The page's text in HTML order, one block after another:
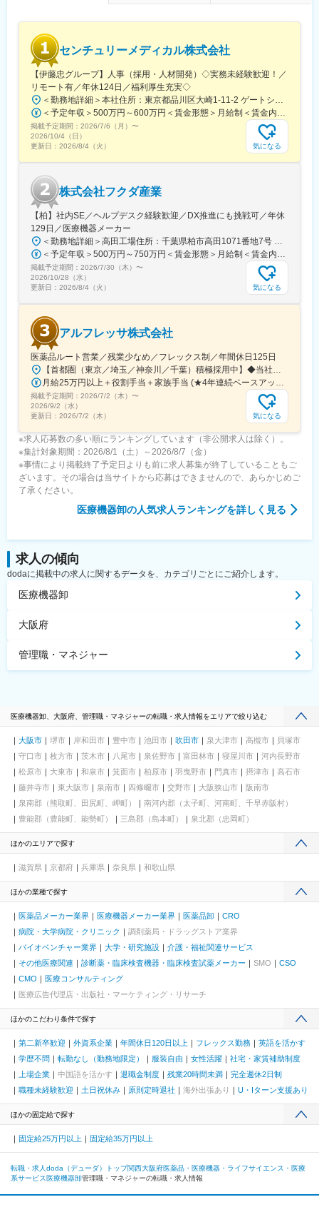
門である株式会社モリタは東京・大阪の本社と全国に44の支店・
営業所等の拠点を展開しており、さらに約200店の販売代理店網
を有しています。
海外にはアメリカ、ヨーロッパ、南アメリカ、東南アジアに拠点
をもち、モリタ製品の流通とサービスを60数カ国の代理店を通じ
て行っています。海外の優秀なメーカー数社と技術交渉はもとよ
り、輸入品の国内マーケティングなどまで手がける歯科医療総合
商社として、事業を展開しています。
不況に強いビジネスモデルを当社は構築しており、2021年・2022
年と共に過去最高の売上高を更新。通常賞与とは別に決算賞与を2
年連続で支給しました。
また当社では単に売上の成長だけを目指すのではなく、一人当た
りの生産性を上げ、その利益を社員に分配還元しようとしていま
す。そのため新人事制度では『貢献し続ける人材の創出を下支え
する制度』として運用を開始しています。
変更の範囲：会社の定める業務
センチュリーメディカル株式会社
【伊藤忠グループ】人事（採用・人材開発）◇実務未経験歓迎！／
リモート有／年休124日／福利厚生充実◇
＜勤務地詳細＞本社住所：東京都品川区大崎1-11-2 ゲートシティ大崎イーストタワー22Ｆ勤務地最寄駅：JR山手線／大崎駅受動喫煙対策：屋内全面禁煙変更の範囲：会社の定める事業所（リモートワーク含む）
＜予定年収＞500万円～600万円＜賃金形態＞月給制＜賃金内訳＞月額（基本給）：300,000円～350,000円＜月給＞300,000円～350,000円＜昇給有無＞有＜残業手当＞有＜給与補足＞上記年収は、あくまで目安であり、前職・経験を考慮し検討させて頂きます。■昇給：あり■賞与：あり※会社業績と個人業績に応じて算定されます。賃金はあくまでも目安の金額であり、選考を通じて上下する可能性があります。月給(月額)は固定手当を含めた表記です。
掲載予定期間： 2026/7/6（月） 〜
2026/10/4（日）
更新日： 2026/8/4（火） 気になる
株式会社フクダ産業
【柏】社内SE／ヘルプデスク経験歓迎／DX推進にも挑戦可／年休
129日／医療機器メーカー
＜勤務地詳細＞高田工場住所：千葉県柏市高田1071番地7号 勤務地最寄駅：つくばエクスプレス線／柏の葉キャンパス駅受動喫煙対策：屋内全面禁煙変更の範囲：【変更の範囲：流山本社および高田工場】
＜予定年収＞500万円～750万円＜賃金形態＞月給制＜賃金内訳＞月額（基本給）：300,000円～430,000円＜月給＞300,000円～430,000円＜昇給有無＞有＜残業手当＞有＜給与補足＞※経験・スキルを考慮の上決定いたします。■賞与：年2回（7月・12月）※昨年実績4.2ヶ月■昇給：年1回（1月）■モデル年収：・年収580万円 主任（月給34万円×12ヶ月＋諸手当）・年収820万円 課長（月給48万円×12ヶ月＋諸手当）賃金はあくまでも目安の金額であり、選考を通じて上下する可能性があります。月給(月額)は固定手当を含めた表記です。
掲載予定期間： 2026/7/30（木） 〜
2026/10/28（水）
更新日： 2026/8/4（火） 気になる
アルフレッサ株式会社
医薬品ルート営業／残業少なめ／フレックス制／年間休日125日
【首都圏（東京／埼玉／神奈川／千葉）積極採用中】◆当社が展開する【北海道／関東／首都圏／中部／近畿／九州】の各事業所へご希望を考慮した上で配属となります。【北海道】北海道【関東】栃木／群馬／茨城／長野／山梨／新潟【首都圏】東京／埼玉／神奈川／千葉★積極採用エリア【中部】静岡／愛知／三重／岐阜【近畿】滋賀／兵庫／大阪／京都／奈良／和歌山【九州】福岡／長崎／熊本／大分／宮崎／鹿児島各事業所の詳細については、弊社HPよりご確認ください※「企業情報」→「拠点」よりご確認いただけます。屋内禁煙(※喫煙室あり※禁煙タイムあり※喫煙室での就労はありません)
月給25万円以上＋役割手当＋家族手当 (★4年連続ベースアップ実施！)※時間外手当別途支給※年齢、経験、能力を考慮の上、優遇します
掲載予定期間： 2026/7/2（木） 〜
2026/9/2（水）
更新日： 2026/7/2（木） 気になる
※求人応募数の多い順にランキングしています（非公開求人は除く）。
※集計対象期間：2026/8/1（土）～2026/8/7（金）
※事情により掲載終了予定日よりも前に求人募集が終了していることもご
ざいます。その場合は当サイトから応募はできませんので、あらかじめご
了承ください。
医療機器卸の人気求人ランキングを詳しく見る
求人の傾向
dodaに掲載中の求人に関するデータを、カテゴリごとにご紹介します。
医療機器卸
大阪府
管理職・マネジャー
医療機器卸、大阪府、管理職・マネジャーの転職・求人情報をエリアで絞り込む
大阪市 堺市 岸和田市 豊中市 池田市 吹田市 泉大津市 高槻市
貝塚市
守口市
枚方市 茨木市 八尾市 泉佐野市 富田林市 寝屋川市
河内長野市
松原市
大東市 和泉市 箕面市 柏原市 羽曳野市 門真市 摂津市
高石市
藤井寺市
東大阪市 泉南市 四條畷市 交野市 大阪狭山市
阪南市
泉南郡（熊取町、田尻町、岬町）
南河内郡（太子町、河南町、千早赤阪村）
豊能郡（豊能町、能勢町）
三島郡（島本町） 泉北郡（忠岡町）
ほかのエリアで探す
滋賀県 京都府 兵庫県 奈良県 和歌山県
ほかの業種で探す
医薬品メーカー業界 医療機器メーカー業界 医薬品卸
CRO
病院・大学病院・クリニック
調剤薬局・ドラッグストア業界
バイオベンチャー業界
大学・研究施設
介護・福祉関連サービス
その他医療関連
診断薬・臨床検査機器・臨床検査試薬メーカー SMO
CSO
CMO
医療コンサルティング
医療広告代理店・出版社・マーケティング・リサーチ
ほかのこだわり条件で探す
第二新卒歓迎 外資系企業 年間休日120日以上 フレックス勤務
英語を活かす
学歴不問
転勤なし（勤務地限定） 服装自由 女性活躍
社宅・家賃補助制度
上場企業
中国語を活かす 退職金制度 残業20時間未満
完全週休2日制
職種未経験歓迎
土日祝休み 原則定時退社 海外出張あり U・Iターン支援あり
ほかの固定給で探す
固定給25万円以上 固定給35万円以上
転職・求人doda（デューダ）トップ関西大阪府医薬品・医療機器・ライフサイエンス・医療
系サービス 医療機器卸管理職・マネジャーの転職・求人情報